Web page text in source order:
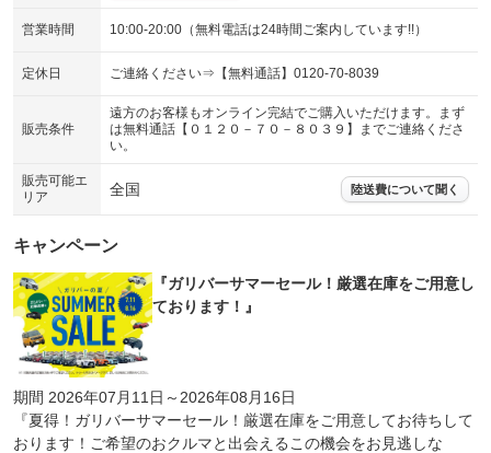
営業時間 10:00-20:00（無料電話は24時間ご案内しています!!）
定休日 ご連絡ください⇒【無料通話】0120-70-8039
販売条件
遠方のお客様もオンライン完結でご購入いただけます。まず
は無料通話【０１２０－７０－８０３９】までご連絡くださ
い。
販売可能エ
リア
全国 陸送費について聞く
キャンペーン
『ガリバーサマーセール！厳選在庫をご用意し
ております！』
期間 2026年07月11日～2026年08月16日
『夏得！ガリバーサマーセール！厳選在庫をご用意してお待ちして
おります！ご希望のおクルマと出会えるこの機会をお見逃しな